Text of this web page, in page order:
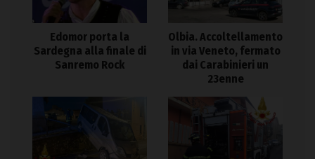
Edomor porta la
Sardegna alla finale di
Sanremo Rock
Olbia. Accoltellamento
in via Veneto, fermato
dai Carabinieri un
23enne